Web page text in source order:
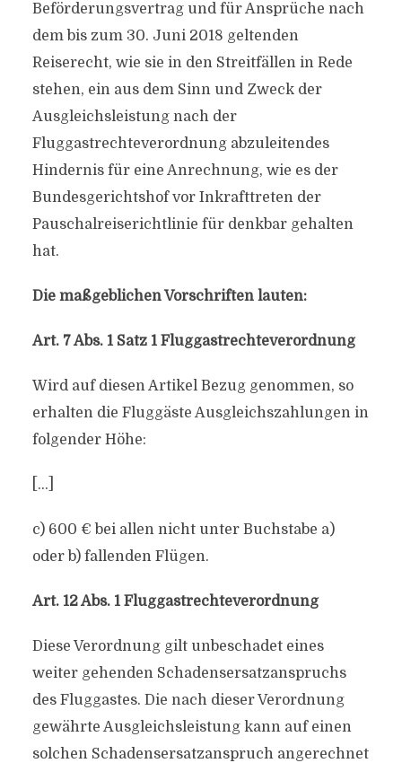
Beförderungsvertrag und für Ansprüche nach
dem bis zum 30. Juni 2018 geltenden
Reiserecht, wie sie in den Streitfällen in Rede
stehen, ein aus dem Sinn und Zweck der
Ausgleichsleistung nach der
Fluggastrechteverordnung abzuleitendes
Hindernis für eine Anrechnung, wie es der
Bundesgerichtshof vor Inkrafttreten der
Pauschalreiserichtlinie für denkbar gehalten
hat.
Die maßgeblichen Vorschriften lauten:
Art. 7 Abs. 1 Satz 1 Fluggastrechteverordnung
Wird auf diesen Artikel Bezug genommen, so
erhalten die Fluggäste Ausgleichszahlungen in
folgender Höhe:
[…]
c) 600 € bei allen nicht unter Buchstabe a)
oder b) fallenden Flügen.
Art. 12 Abs. 1 Fluggastrechteverordnung
Diese Verordnung gilt unbeschadet eines
weiter gehenden Schadensersatzanspruchs
des Fluggastes. Die nach dieser Verordnung
gewährte Ausgleichsleistung kann auf einen
solchen Schadensersatzanspruch angerechnet